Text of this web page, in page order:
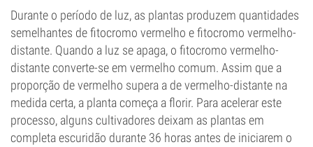
Durante o período de luz, as plantas produzem quantidades
semelhantes de fitocromo vermelho e fitocromo vermelho-
distante. Quando a luz se apaga, o fitocromo vermelho-
distante converte-se em vermelho comum. Assim que a
proporção de vermelho supera a de vermelho-distante na
medida certa, a planta começa a florir. Para acelerar este
processo, alguns cultivadores deixam as plantas em
completa escuridão durante 36 horas antes de iniciarem o